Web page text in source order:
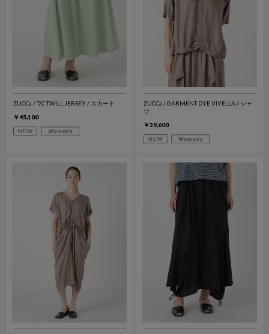
ZUCCa / T/C TWILL JERSEY / スカート
￥45,100
ZUCCa / GARMENT DYE VIYELLA / シャ
ツ
￥39,600